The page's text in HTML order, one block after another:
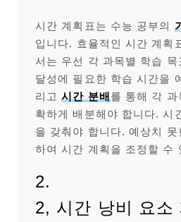
시간 계획표는 수능 공부의
입니다. 효율적인 시간 계획
서는 우선 각 과목별 학습 목
달성에 필요한 학습 시간을
리고시간 분배 를 통해 각 과
확하게 배분해야 합니다. 시
을 갖춰야 합니다. 예상치
하여 시간 계획을 조정할 수
2.
2, 시간 낭비 요소